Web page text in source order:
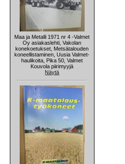
Maa ja Metalli 1971 nr 4 -Valmet
Oy asiakaslehti, Vakolan
konekoetukset, Metsätalouden
koneellistaminen, Uusia Valmet-
haulikoita, Pika 50, Valmet
Kouvola piirimyyjä
Näytä